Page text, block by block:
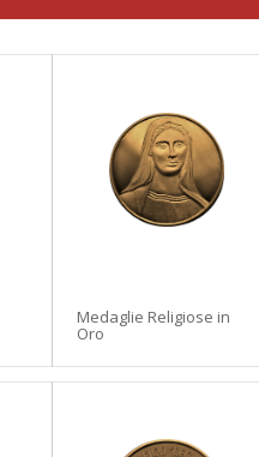
Medaglie Religiose in
Oro